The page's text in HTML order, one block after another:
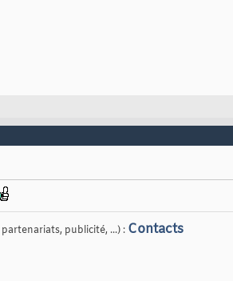
publicité, ...) : Contacts